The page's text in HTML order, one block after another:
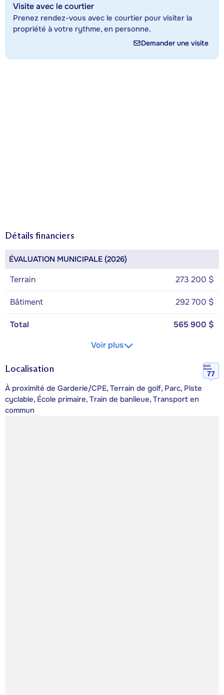
Visite avec le courtier
Prenez rendez-vous avec le courtier pour visiter la
propriété à votre rythme, en personne.
Demander une visite
Détails financiers
ÉVALUATION MUNICIPALE (2026)
Terrain 273 200 $
Bâtiment 292 700 $
Total
565 900 $
Voir plus
Localisation
Walk
Score
77
À proximité de Garderie/CPE, Terrain de golf, Parc, Piste
cyclable, École primaire, Train de banlieue, Transport en
commun